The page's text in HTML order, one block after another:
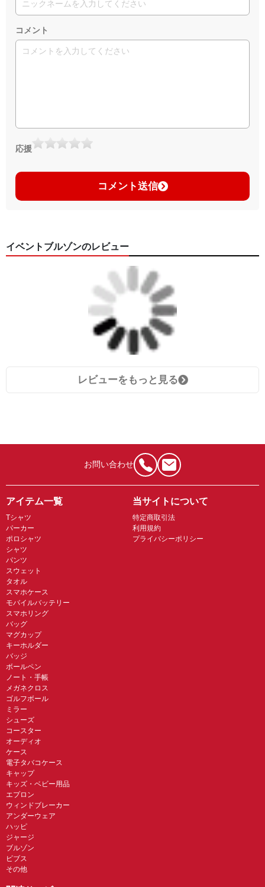
コメント
応援
コメント送信
イベントブルゾンのレビュー
レビューをもっと見る
お問い合わせ
アイテム一覧
Tシャツ
パーカー
ポロシャツ
シャツ
パンツ
スウェット
タオル
スマホケース
モバイルバッテリー
スマホリング
バッグ
マグカップ
キーホルダー
バッジ
ボールペン
ノート・手帳
メガネクロス
ゴルフボール
ミラー
シューズ
コースター
オーディオ
ケース
電子タバコケース
キャップ
キッズ・ベビー用品
エプロン
ウィンドブレーカー
アンダーウェア
ハッピ
ジャージ
ブルゾン
ビブス
その他
当サイトについて
特定商取引法
利用規約
プライバシーポリシー